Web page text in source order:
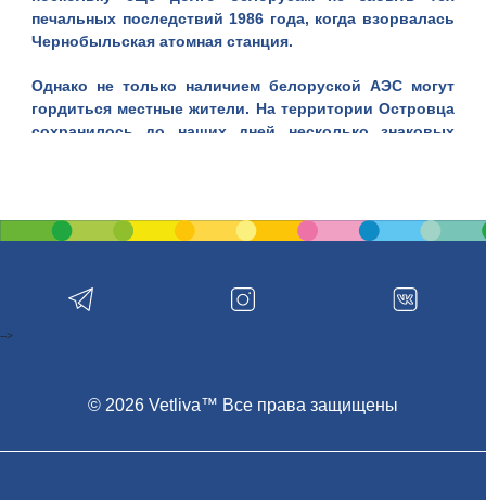
печальных последствий 1986 года, когда взорвалась
Чернобыльская атомная станция.
Однако не только наличием белоруской АЭС могут
гордиться местные жители. На территории Островца
сохранилось до наших дней несколько знаковых
считается одним из самых ценных памятников для
всей республики Беларусь.
Город Островец впервые встречается в летописях за
1468 год. Тогда уже здесь существовал костел Девы
городу средства на возведение этого католического
костел поселили доминиканцев.
© 2026 Vetliva™ Все права защищены
-->